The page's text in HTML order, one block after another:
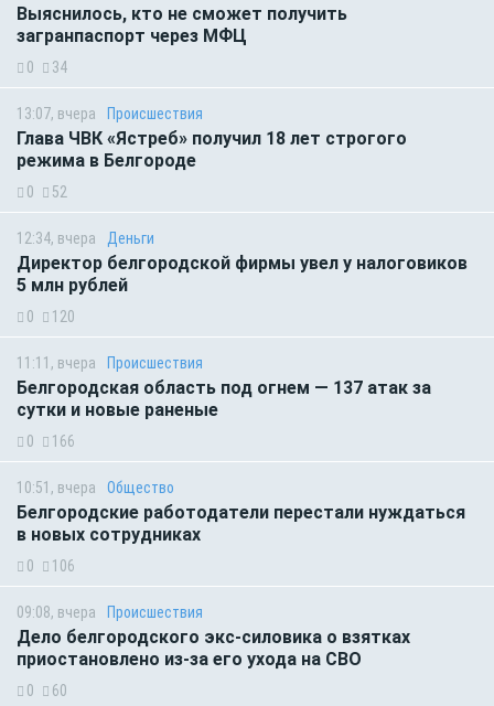
Выяснилось, кто не сможет получить
загранпаспорт через МФЦ
0 34
13:07, вчера Происшествия
Глава ЧВК «Ястреб» получил 18 лет строгого
режима в Белгороде
0 52
12:34, вчера Деньги
Директор белгородской фирмы увел у налоговиков
5 млн рублей
0 120
11:11, вчера Происшествия
Белгородская область под огнем — 137 атак за
сутки и новые раненые
0 166
10:51, вчера Общество
Белгородские работодатели перестали нуждаться
в новых сотрудниках
0 106
09:08, вчера Происшествия
Дело белгородского экс-силовика о взятках
приостановлено из-за его ухода на СВО
0 60